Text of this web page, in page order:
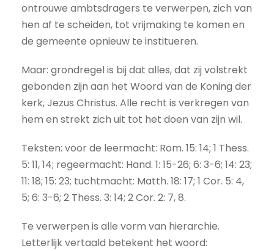
ontrouwe ambtsdragers te verwerpen, zich van
hen af te scheiden, tot vrijmaking te komen en
de gemeente opnieuw te institueren.
Maar: grondregel is bij dat alles, dat zij volstrekt
gebonden zijn aan het Woord van de Koning der
kerk, Jezus Christus. Alle recht is verkregen van
hem en strekt zich uit tot het doen van zijn wil.
Teksten: voor de leermacht: Rom. 15: 14; 1 Thess.
5: 11, 14; regeermacht: Hand. 1: 15-26; 6: 3-6; 14: 23;
11: 18; 15: 23; tuchtmacht: Matth. 18: 17; 1 Cor. 5: 4,
5; 6: 3-6; 2 Thess. 3: 14; 2 Cor. 2: 7, 8.
Te verwerpen is alle vorm van hierarchie.
Letterlijk vertaald betekent het woord: